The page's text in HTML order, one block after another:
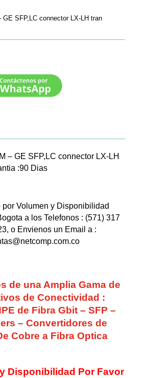
GE SFP,LC connector LX-LH tran
– GE SFP,LC connector LX-LH
:90 Dias
por Volumen y Disponibilidad
a los Telefonos : (571) 317
o Envienos un Email a :
de una Amplia Gama de
de Conectividad :
de Fibra Gbit – SFP –
– Convertidores de
Cobre a Fibra Optica
Disponibilidad Por Favor